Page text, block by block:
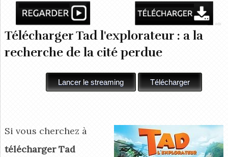
Télécharger Tad l'explorateur : a la
recherche de la cité perdue
Si vous cherchez à
télécharger Tad